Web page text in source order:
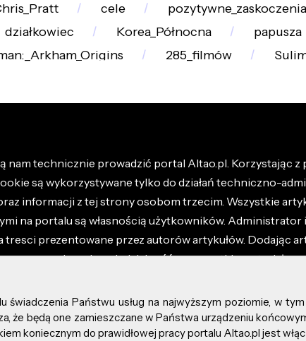
cele pozytywne_zaskoczenia
działkowiec Korea_Północna papusza
285_filmów
nam technicznie prowadzić portal Altao.pl. Korzystając z
są wykorzystywane tylko do działań techniczno-
informacji z tej strony osobom trzecim. Wszystkie
na portalu są własnością użytkowników.
prezentowane przez autorów artykułów. Dodając
ponosisz odpowiedzialność za wszystkie materiały
prawa zastrzeżone.
Państwu usług na najwyższym poziomie, w
że będą one zamieszczane w Państwa urządzeniu
koniecznym do prawidłowej pracy portalu Altao.pl jest